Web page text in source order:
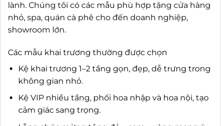
lành. Chúng tôi có các mẫu phù hợp tặng cửa hàng
nhỏ, spa, quán cà phê cho đến doanh nghiệp,
showroom lớn.
Các mẫu khai trương thường được chọn
Kệ khai trương 1–2 tầng gọn, đẹp, dễ trưng trong
không gian nhỏ.
Kệ VIP nhiều tầng, phối hoa nhập và hoa nội, tạo
cảm giác sang trọng.